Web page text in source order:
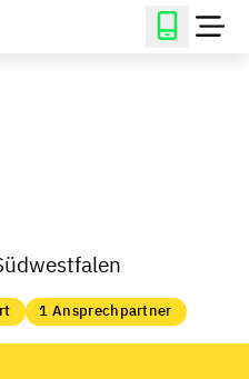
1 Ansprechpartner